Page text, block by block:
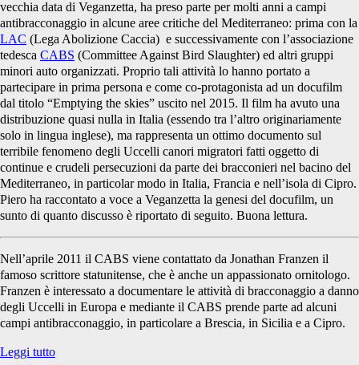
vecchia data di Veganzetta, ha preso parte per molti anni a campi
antibracconaggio in alcune aree critiche del Mediterraneo: prima con la
LAC (Lega Abolizione Caccia) e successivamente con l’associazione
tedesca CABS (Committee Against Bird Slaughter) ed altri gruppi
minori auto organizzati. Proprio tali attività lo hanno portato a
partecipare in prima persona e come co-protagonista ad un docufilm
dal titolo “Emptying the skies” uscito nel 2015. Il film ha avuto una
distribuzione quasi nulla in Italia (essendo tra l’altro originariamente
solo in lingua inglese), ma rappresenta un ottimo documento sul
terribile fenomeno degli Uccelli canori migratori fatti oggetto di
continue e crudeli persecuzioni da parte dei bracconieri nel bacino del
Mediterraneo, in particolar modo in Italia, Francia e nell’isola di Cipro.
Piero ha raccontato a voce a Veganzetta la genesi del docufilm, un
sunto di quanto discusso è riportato di seguito. Buona lettura.
Nell’aprile 2011 il CABS viene contattato da Jonathan Franzen il
famoso scrittore statunitense, che è anche un appassionato ornitologo.
Franzen è interessato a documentare le attività di bracconaggio a danno
degli Uccelli in Europa e mediante il CABS prende parte ad alcuni
campi antibracconaggio, in particolare a Brescia, in Sicilia e a Cipro.
Leggi tutto“Emptying